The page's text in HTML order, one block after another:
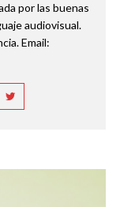
por las buenas
audiovisual.
Email: